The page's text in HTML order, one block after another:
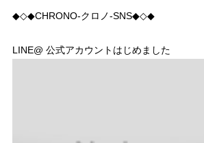
◆◇◆CHRONO-クロノ-SNS◆◇◆
LINE@ 公式アカウントはじめました